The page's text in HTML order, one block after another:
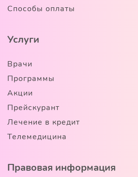
Способы оплаты
Услуги
Врачи
Программы
Акции
Прейскурант
Лечение в кредит
Телемедицина
Правовая информация